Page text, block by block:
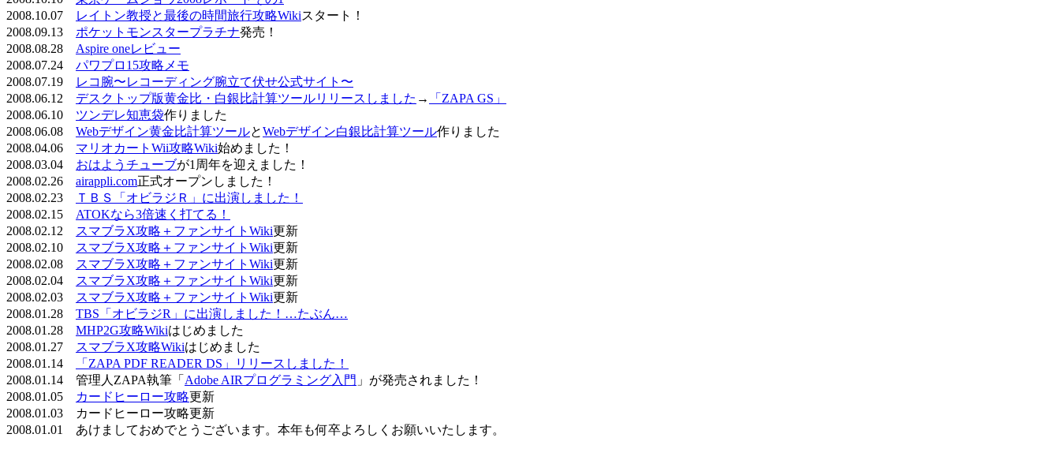
2008.10.07
レイトン教授と最後の時間旅行攻略Wikiスタート！
2008.09.13 ポケットモンスタープラチナ発売！
2008.08.28 Aspire oneレビュー
2008.07.24 パワプロ15攻略メモ
2008.07.19
レコ腕〜レコーディング腕立て伏せ公式サイト〜
2008.06.12 デスクトップ版黄金比・白銀比計算ツールリリースしました →
「ZAPA GS」
2008.06.10 ツンデレ知恵袋作りました
2008.06.08 Webデザイン黄金比計算ツールとWebデザイン白銀比計算ツール作りました
2008.04.06 マリオカートWii攻略Wiki始めました！
2008.03.04 おはようチューブが1周年を迎えました！
2008.02.26 airappli.com正式オープンしました！
2008.02.23
ＴＢＳ「オビラジＲ」に出演しました！
2008.02.15 ATOKなら3倍速く打てる！
2008.02.12
スマブラX攻略＋ファンサイトWiki更新
2008.02.10
スマブラX攻略＋ファンサイトWiki更新
2008.02.08
スマブラX攻略＋ファンサイトWiki更新
2008.02.04
スマブラX攻略＋ファンサイトWiki更新
2008.02.03
スマブラX攻略＋ファンサイトWiki更新
2008.01.28 TBS「オビラジR」に出演しました！…たぶん…
2008.01.28 MHP2G攻略Wikiはじめました
2008.01.27
スマブラX攻略Wikiはじめました
2008.01.14
「ZAPA PDF READER DS」リリースしました！
2008.01.14 管理人ZAPA執筆「 Adobe AIRプログラミング入門 」が発売されました！
2008.01.05
カードヒーロー攻略更新
2008.01.03 カードヒーロー攻略更新
2008.01.01 あけましておめでとうございます。本年も何卒よろしくお願いいたします。